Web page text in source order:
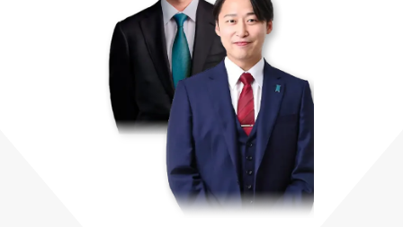
定額制採用代行・RPO『トルトルくん』
営業改善特化の動画制作『動画でカリトルく
定額LINE運用代行『LINEマキトルくん』
1本無料で記事を制作『SEOトライアル』
定額制LP制作・改善『最強LP』
採用YouTubeチャンネル構築『トリトル』
YouTubeディレクター
会社概要・役員紹介
ミッション・ビジョン・バリュー
代表メッセージ（岩野圭佑）